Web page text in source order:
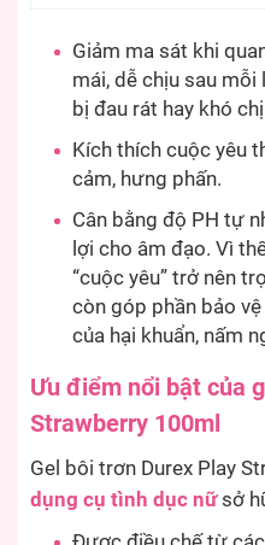
Giảm ma sát khi
mái, dễ chịu sau mỗi
bị đau rát hay khó
Kích thích cuộc yêu
cảm, hưng phấn.
Cân bằng độ PH tự
lợi cho âm đạo. Vì
“cuộc yêu” trở nên
còn góp phần bảo
của hại khuẩn, nấm
Ưu điểm nổi bật của
Strawberry 100ml
Gel bôi trơn Durex Play
dụng cụ tình dục nữsở